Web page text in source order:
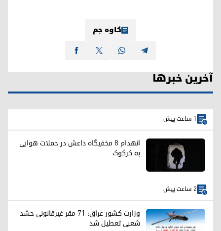
کاوە جم
آخرین خبرها
1 ساعت پیش
انهدام ۸ مخفیگاه داعش در حملات هوایی
به کرکوک
2 ساعت پیش
وزارت کشور عراق: ۷۱ مقر غیرقانونی حشد
شعبی تعطیل شد